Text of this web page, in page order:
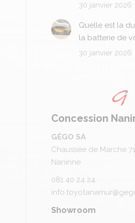
30 janvier 2026
Quelle est la
la batterie de
30 janvier 2026
Concession
GÉGO SA
Chaussée de Marche
Naninne
081 40 24 24
Showroom